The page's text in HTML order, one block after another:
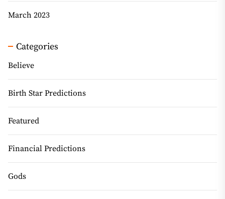
March 2023
Categories
Believe
Birth Star Predictions
Featured
Financial Predictions
Gods